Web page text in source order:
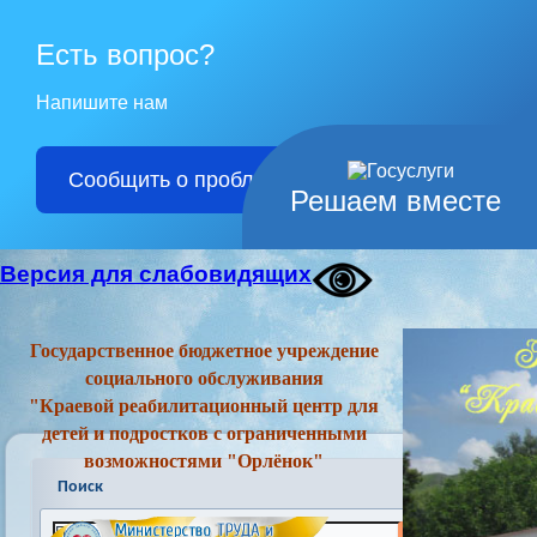
Решаем вместе
Есть вопрос?
Напишите нам
Сообщить о проблеме
Версия для слабовидящих
Государственное бюджетное учреждение
социального обслуживания
"Краевой реабилитационный центр для
детей и подростков с ограниченными
возможностями "Орлёнок"
Поиск